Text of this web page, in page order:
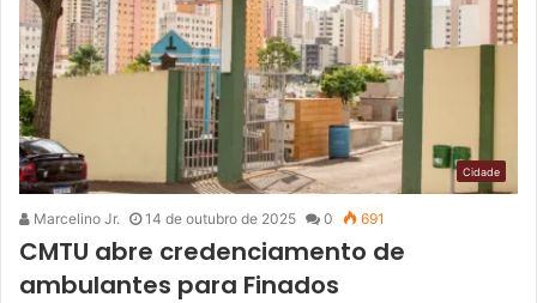
Cidade
Marcelino Jr. 14 de outubro de 2025 0 691
CMTU abre credenciamento de
ambulantes para Finados